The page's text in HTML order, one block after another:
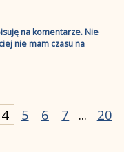
na komentarze. Nie
nie mam czasu na
4 5 6 7 ... 20